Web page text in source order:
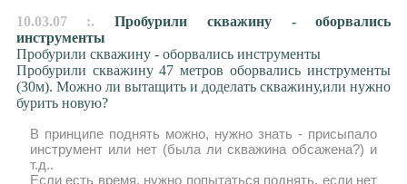
10.03.07 :. Пробурили скважину - оборвались
инструменты
Пробурили скважину - оборвались инструменты
Пробурили скважину 47 метров оборвались инструменты
(30м). Можно ли вытащить и доделать скважину,или нужно
бурить новую?
В принципе поднять можно, нужно знать - присыпало
инструмент или нет (была ли скважина обсажена?) и
т.д..
Если есть время, нужно попытаться поднять, если нет